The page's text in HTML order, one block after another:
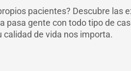
pacientes? Descubre las
pasa gente con todo tipo de
de vida nos importa.